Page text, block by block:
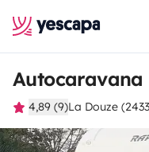
4,89 (9)La Douze